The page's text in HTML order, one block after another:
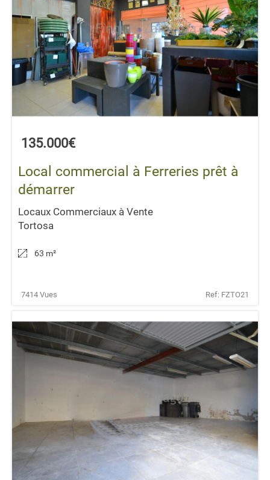
135.000€
Local commercial à Ferreries prêt à
démarrer
Locaux Commerciaux à Vente
Tortosa
63 m²
7414 Vues Ref: FZTO21